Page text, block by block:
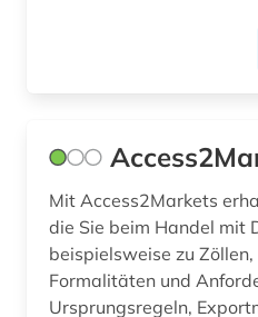
computer to plate (1)
computersicherheit (1)
Mit Access2Markets
die Sie beim Handel mit
beispielsweise zu
Formalitäten und
Ursprungsregeln,